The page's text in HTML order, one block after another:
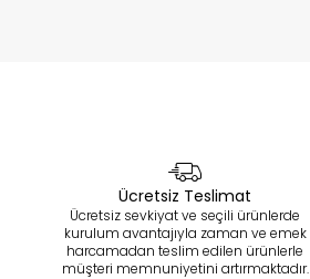
Ücretsiz Teslimat
Ücretsiz sevkiyat ve seçili ürünlerde
kurulum avantajıyla zaman ve emek
harcamadan teslim edilen ürünlerle
müşteri memnuniyetini artırmaktadır.